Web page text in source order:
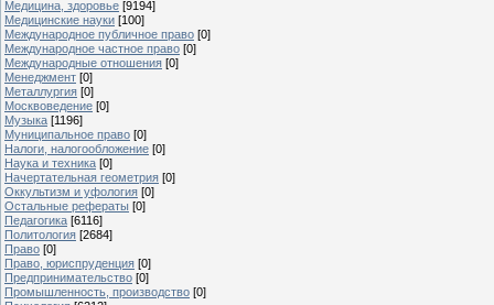
Медицина, здоровье [9194]
Медицинские науки [100]
Международное публичное право [0]
Международное частное право [0]
Международные отношения [0]
Менеджмент [0]
Металлургия [0]
Москвоведение [0]
Музыка [1196]
Муниципальное право [0]
Налоги, налогообложение [0]
Наука и техника [0]
Начертательная геометрия [0]
Оккультизм и уфология [0]
Остальные рефераты [0]
Педагогика [6116]
Политология [2684]
Право [0]
Право, юриспруденция [0]
Предпринимательство [0]
Промышленность, производство [0]